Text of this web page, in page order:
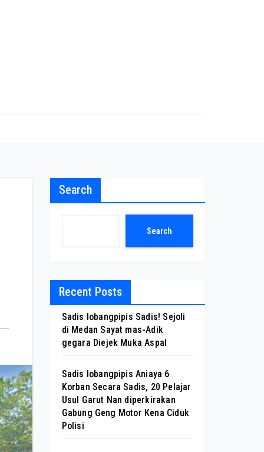
Search
Search
Recent Posts
Sadis lobangpipis Sadis! Sejoli
di Medan Sayat mas-Adik
gegara Diejek Muka Aspal
Sadis lobangpipis Aniaya 6
Korban Secara Sadis, 20 Pelajar
Usul Garut Nan diperkirakan
Gabung Geng Motor Kena Ciduk
Polisi